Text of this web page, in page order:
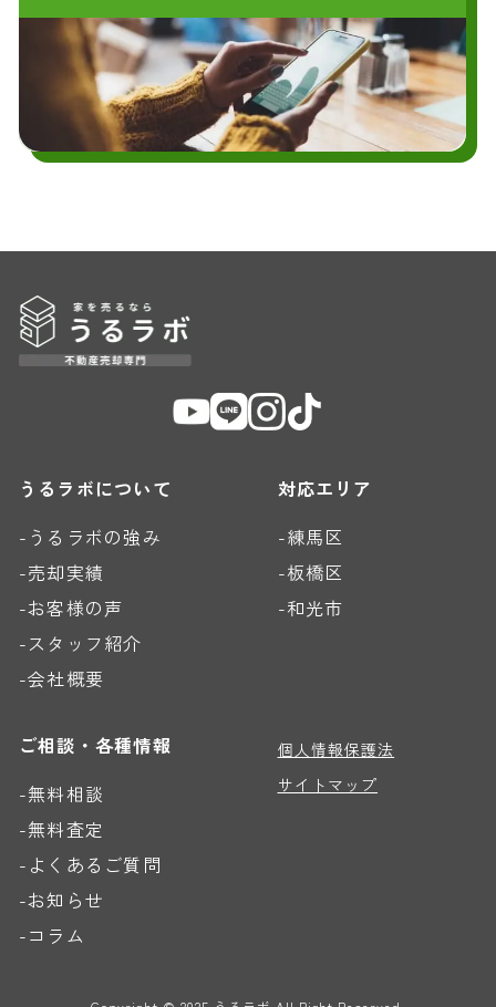
うるラボについて
-うるラボの強み
-売却実績
-お客様の声
-スタッフ紹介
-会社概要
対応エリア
-練馬区
-板橋区
-和光市
ご相談・各種情報
-無料相談
-無料査定
-よくあるご質問
-お知らせ
-コラム
個人情報保護法
サイトマップ